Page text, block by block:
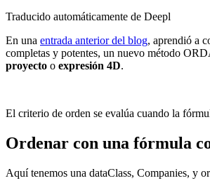
Traducido automáticamente de Deepl
En una entrada anterior del blog, aprendió a
completas y potentes, un nuevo método
proyecto o expresión 4D.
El criterio de orden se evalúa cuando la
Ordenar con una fórmula
Aquí tenemos una dataClass, Companies, y